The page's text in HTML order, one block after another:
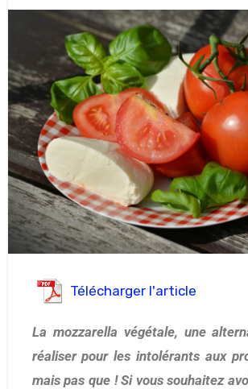
Télécharger l'article
La mozzarella végétale, une alternative facile à
réaliser pour les intolérants aux
mais pas que ! Si vous souhaitez